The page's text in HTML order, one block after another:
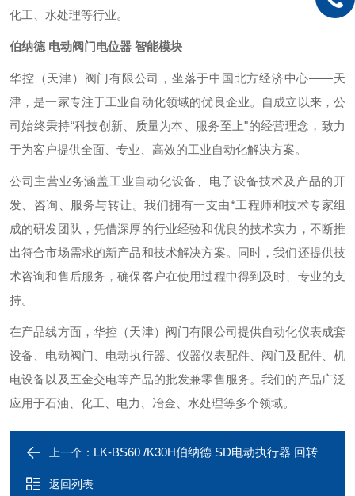
化工、水处理等行业。
伯纳德 电动阀门电位器 智能模块
华控（天津）阀门有限公司，坐落于中国北方经济中心——天
津，是一家专注于工业自动化领域的优良企业。自成立以来，公
司始终秉持“科技创新、质量为本、服务至上"的经营理念，致力
于为客户提供全面、专业、高效的工业自动化解决方案。
公司主营业务涵盖工业自动化设备、电子设备技术及产品的开
发、咨询、服务与转让。我们拥有一支由*工程师和技术专家组
成的研发团队，凭借深厚的行业经验和优良的技术实力，不断推
出符合市场需求的新产品和技术解决方案。同时，我们还提供技
术咨询和售后服务，确保客户在使用过程中得到及时、专业的支
持。
在产品线方面，华控（天津）阀门有限公司提供自动化仪表成套
设备、电动阀门、电动执行器、仪器仪表配件、阀门及配件、机
电设备以及五金交电等产品的批发兼零售服务。我们的产品广泛
应用于石油、化工、电力、冶金、水处理等多个领域。
上一个： LK-BS60 /K30H伯纳德 SD电动执行器 回转类角行程阀门
返回列表